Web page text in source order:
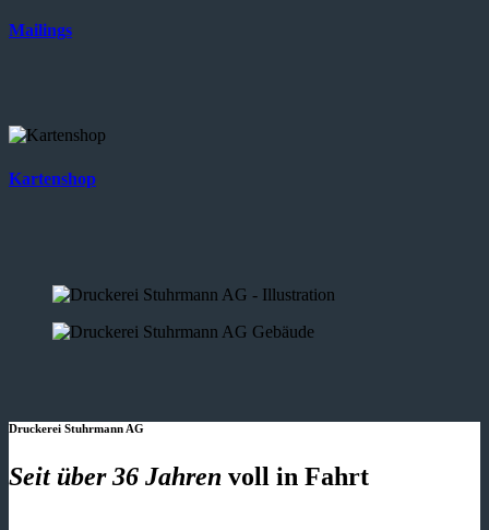
Mailings
Kartenshop
Druckerei Stuhrmann AG
Seit über 36 Jahren voll in Fahrt